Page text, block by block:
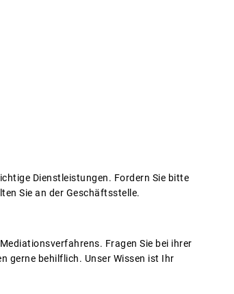
Dienstleistungen. Fordern Sie bitte
Sie an der Geschäftsstelle.
Fragen Sie bei ihrer
gerne behilflich. Unser Wissen ist Ihr